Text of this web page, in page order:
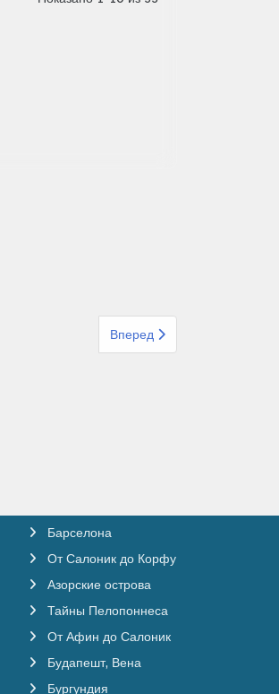
Следующий:
Вперед
Барселона
От Салоник до Корфу
Азорские острова
Тайны Пелопоннеса
От Афин до Салоник
Будапешт, Вена
Бургундия